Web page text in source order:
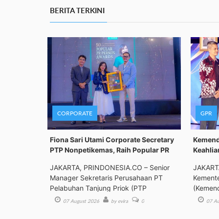
BERITA TERKINI
CORPORATE
Fiona Sari Utami Corporate Secretary
PTP Nonpetikemas, Raih Popular PR
JAKARTA, PRINDONESIA.CO – Senior
Manager Sekretaris Perusahaan PT
Pelabuhan Tanjung Priok (PTP
07 August 2026 by evira 0
GPR
07